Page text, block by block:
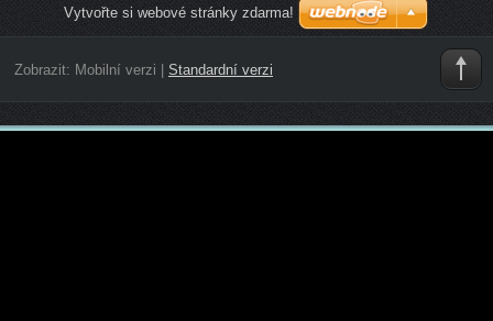
Vytvořte si webové stránky zdarma!
Zobrazit: Mobilní verzi Standardní verzi